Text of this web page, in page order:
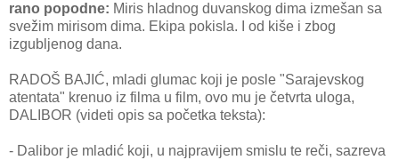
rano popodne: Miris hladnog duvanskog dima izmešan sa
svežim mirisom dima. Ekipa pokisla. I od kiše i zbog
izgubljenog dana.
RADOŠ BAJIĆ, mladi glumac koji je posle "Sarajevskog
atentata" krenuo iz filma u film, ovo mu je četvrta uloga,
DALIBOR (videti opis sa početka teksta):
- Dalibor je mladić koji, u najpravijem smislu te reči, sazreva